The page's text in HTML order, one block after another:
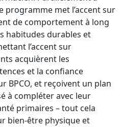
programme met l’accent sur
de comportement à long
habitudes durables et
l’accent sur
acquièrent les
et la confiance
BPCO, et reçoivent un plan
à compléter avec leur
primaires – tout cela
bien-être physique et